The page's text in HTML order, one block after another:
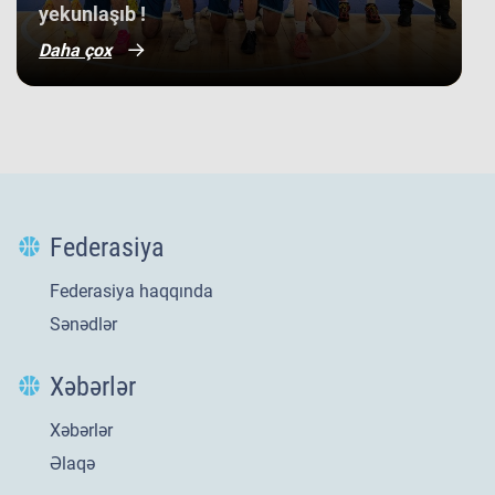
yekunlaşıb !
Daha çox
Yeni
Federasiya
Federasiya haqqında
Sənədlər
Xəbərlər
Xəbərlər
Əlaqə